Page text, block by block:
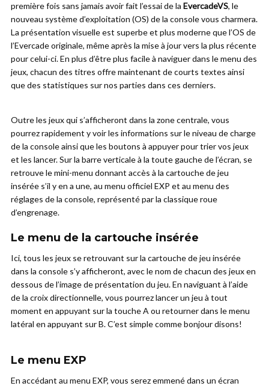
première fois sans jamais avoir fait l’essai de la EvercadeVS, le
nouveau système d’exploitation (OS) de la console vous charmera.
La présentation visuelle est superbe et plus moderne que l’OS de
l’Evercade originale, même après la mise à jour vers la plus récente
pour celui-ci. En plus d’être plus facile à naviguer dans le menu des
jeux, chacun des titres offre maintenant de courts textes ainsi
que des statistiques sur nos parties dans ces derniers.
Outre les jeux qui s’afficheront dans la zone centrale, vous
pourrez rapidement y voir les informations sur le niveau de charge
de la console ainsi que les boutons à appuyer pour trier vos jeux
et les lancer. Sur la barre verticale à la toute gauche de l’écran, se
retrouve le mini-menu donnant accès à la cartouche de jeu
insérée s’il y en a une, au menu officiel EXP et au menu des
réglages de la console, représenté par la classique roue
d’engrenage.
Le menu de la cartouche insérée
Ici, tous les jeux se retrouvant sur la cartouche de jeu insérée
dans la console s’y afficheront, avec le nom de chacun des jeux en
dessous de l’image de présentation du jeu. En naviguant à l’aide
de la croix directionnelle, vous pourrez lancer un jeu à tout
moment en appuyant sur la touche A ou retourner dans le menu
latéral en appuyant sur B. C’est simple comme bonjour disons!
Le menu EXP
En accédant au menu EXP, vous serez emmené dans un écran